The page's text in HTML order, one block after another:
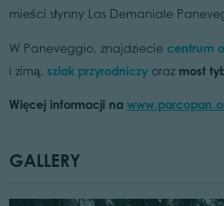
mieści słynny Las Demaniale
W Paneveggio, znajdziecie centrum
i zimą, szlak przyrodniczy oraz most
Więcej informacji na
GALLERY